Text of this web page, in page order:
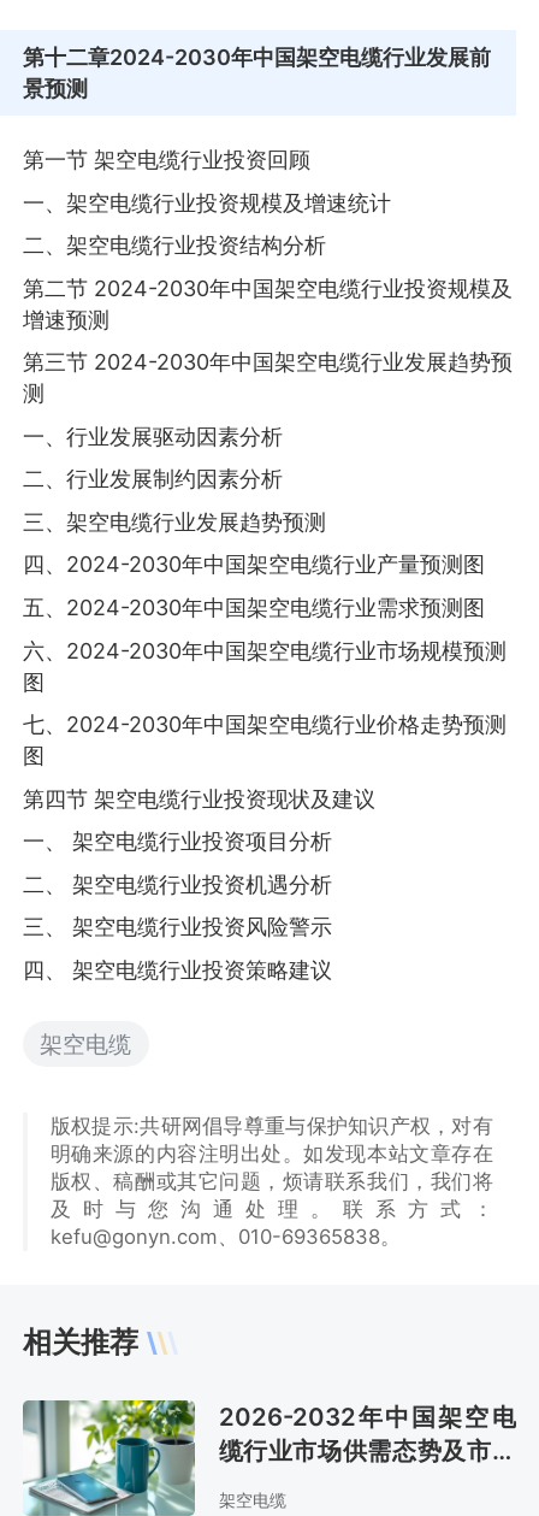
第十二章2024-2030年中国架空电缆行业发展前
景预测
第一节 架空电缆行业投资回顾
一、架空电缆行业投资规模及增速统计
二、架空电缆行业投资结构分析
第二节 2024-2030年中国架空电缆行业投资规模及
增速预测
第三节 2024-2030年中国架空电缆行业发展趋势预
测
一、行业发展驱动因素分析
二、行业发展制约因素分析
三、架空电缆行业发展趋势预测
四、2024-2030年中国架空电缆行业产量预测图
五、2024-2030年中国架空电缆行业需求预测图
六、2024-2030年中国架空电缆行业市场规模预测
图
七、2024-2030年中国架空电缆行业价格走势预测
图
第四节 架空电缆行业投资现状及建议
一、 架空电缆行业投资项目分析
二、 架空电缆行业投资机遇分析
三、 架空电缆行业投资风险警示
四、 架空电缆行业投资策略建议
架空电缆
版权提示:共研网倡导尊重与保护知识产权，对有
明确来源的内容注明出处。如发现本站文章存在
版权、稿酬或其它问题，烦请联系我们，我们将
及时与您沟通处理。联系方式：
kefu@gonyn.com、010-69365838。
相关推荐
2026-2032年中国架空电
缆行业市场供需态势及市场
架空电缆